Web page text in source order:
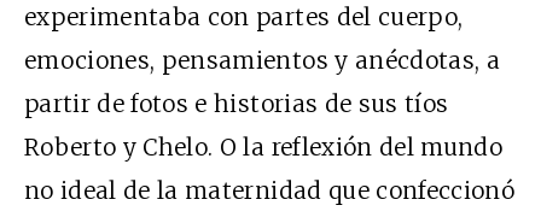
experimentaba con partes del cuerpo,
emociones, pensamientos y anécdotas, a
partir de fotos e historias de sus tíos
Roberto y Chelo. O la reflexión del mundo
no ideal de la maternidad que confeccionó